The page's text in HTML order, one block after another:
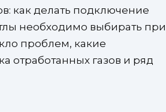
как делать подключение
необходимо выбирать при
проблем, какие
отработанных газов и ряд